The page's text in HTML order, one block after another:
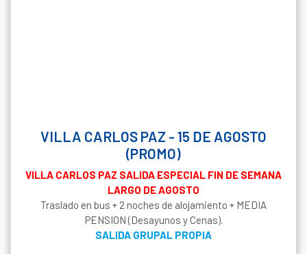
VILLA CARLOS PAZ - 15 DE AGOSTO
(PROMO)
VILLA CARLOS PAZ SALIDA ESPECIAL FIN DE SEMANA
LARGO DE AGOSTO
Traslado en bus + 2 noches de alojamiento + MEDIA
PENSION (Desayunos y Cenas).
SALIDA GRUPAL PROPIA